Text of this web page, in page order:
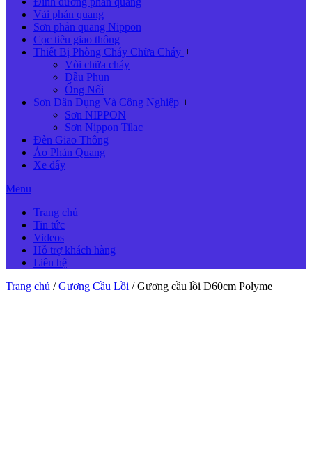
Vải phản quang
Sơn phản quang Nippon
Cọc tiêu giao thông
Thiết Bị Phòng Cháy Chữa Cháy +
Vòi chữa cháy
Đầu Phun
Ống Nối
Sơn Dân Dụng Và Công Nghiệp +
Sơn NIPPON
Sơn Nippon Tilac
Đèn Giao Thông
Áo Phản Quang
Xe đẩy
Menu
Trang chủ
Tin tức
Videos
Hỗ trợ khách hàng
Liên hệ
Trang chủ /Gương Cầu Lồi / Gương cầu lồi D60cm Polyme